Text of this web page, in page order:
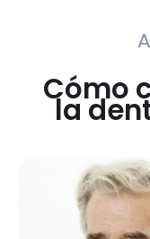
Cómo
la